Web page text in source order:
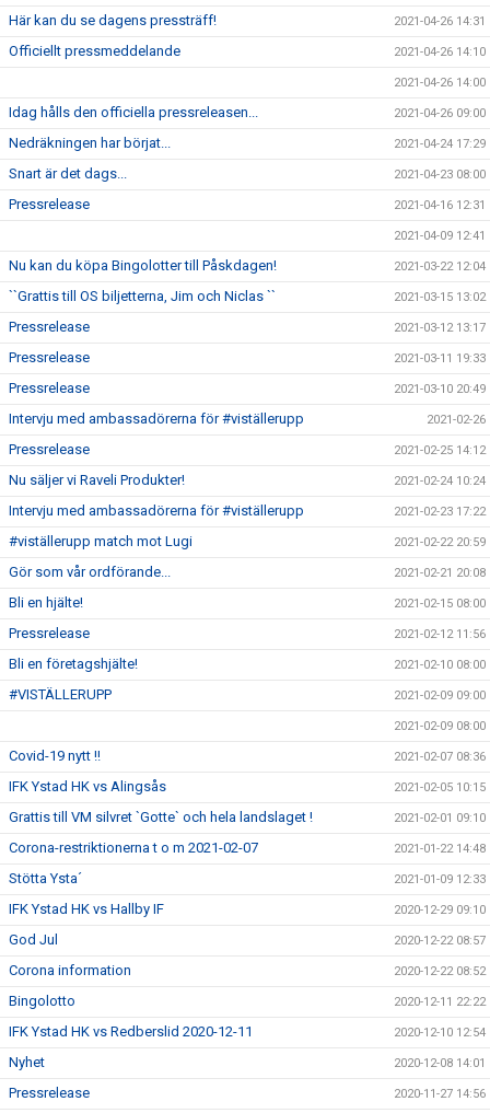
Här kan du se dagens pressträff! 2021-04-26 14:31
Officiellt pressmeddelande 2021-04-26 14:10
2021-04-26 14:00
Idag hålls den officiella pressreleasen... 2021-04-26 09:00
Nedräkningen har börjat... 2021-04-24 17:29
Snart är det dags... 2021-04-23 08:00
Pressrelease 2021-04-16 12:31
2021-04-09 12:41
Nu kan du köpa Bingolotter till Påskdagen! 2021-03-22 12:04
``Grattis till OS biljetterna, Jim och Niclas `` 2021-03-15 13:02
Pressrelease 2021-03-12 13:17
Pressrelease 2021-03-11 19:33
Pressrelease 2021-03-10 20:49
Intervju med ambassadörerna för #viställerupp 2021-02-26
Pressrelease 2021-02-25 14:12
Nu säljer vi Raveli Produkter! 2021-02-24 10:24
Intervju med ambassadörerna för #viställerupp 2021-02-23 17:22
#viställerupp match mot Lugi 2021-02-22 20:59
Gör som vår ordförande... 2021-02-21 20:08
Bli en hjälte! 2021-02-15 08:00
Pressrelease 2021-02-12 11:56
Bli en företagshjälte! 2021-02-10 08:00
#VISTÄLLERUPP 2021-02-09 09:00
2021-02-09 08:00
Covid-19 nytt !! 2021-02-07 08:36
IFK Ystad HK vs Alingsås 2021-02-05 10:15
Grattis till VM silvret `Gotte` och hela landslaget ! 2021-02-01 09:10
Corona-restriktionerna t o m 2021-02-07 2021-01-22 14:48
Stötta Ysta´ 2021-01-09 12:33
IFK Ystad HK vs Hallby IF 2020-12-29 09:10
God Jul 2020-12-22 08:57
Corona information 2020-12-22 08:52
Bingolotto 2020-12-11 22:22
IFK Ystad HK vs Redberslid 2020-12-11 2020-12-10 12:54
Nyhet 2020-12-08 14:01
Pressrelease 2020-11-27 14:56